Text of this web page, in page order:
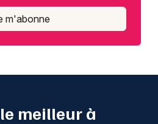
m'abonne
meilleur à